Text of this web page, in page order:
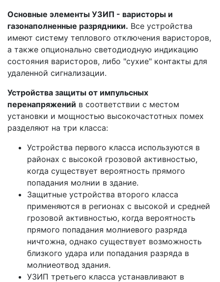
Основные элементы УЗИП - варисторы и
газонаполненные разрядники. Все устройства
имеют систему теплового отключения варисторов,
а также опционально светодиодную индикацию
состояния варисторов, либо "сухие" контакты для
удаленной сигнализации.
Устройства защиты от импульсных
перенапряжений в соответствии с местом
установки и мощностью высокочастотных помех
разделяют на три класса:
Устройства первого класса используются в
районах с высокой грозовой активностью,
когда существует вероятность прямого
попадания молнии в здание.
Защитные устройства второго класса
применяются в регионах с высокой и средней
грозовой активностью, когда вероятность
прямого попадания молниевого разряда
ничтожна, однако существует возможность
близкого удара или попадания разряда в
молниеотвод здания.
УЗИП третьего класса устанавливают в